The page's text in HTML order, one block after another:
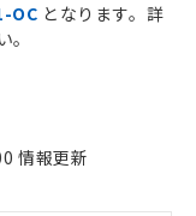
OC となります。詳
情報更新